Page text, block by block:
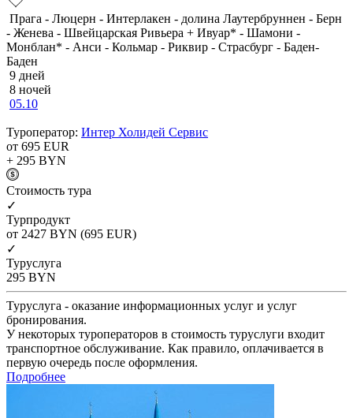
Прага - Люцерн - Интерлакен - долина Лаутербруннен - Берн
- Женева - Швейцарская Ривьера + Ивуар* - Шамони -
Монблан* - Анси - Кольмар - Риквир - Страсбург - Баден-
Баден
9 дней
8 ночей
05.10
Туроператор: Интер Холидей Сервис
от 695 EUR
+ 295 BYN
Cтоимость тура
✓
Турпродукт
от 2427 BYN (695 EUR)
✓
Туруслуга
295 BYN
Туруслуга - оказание информационных услуг и услуг
бронирования.
У некоторых туроператоров в стоимость туруслуги входит
транспортное обслуживание. Как правило, оплачивается в
первую очередь после оформления.
Подробнее